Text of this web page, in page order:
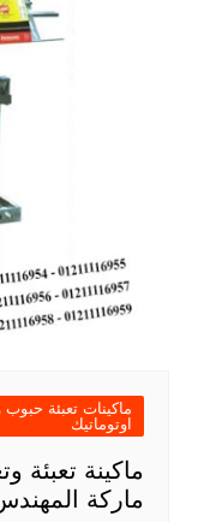
ماكينات تعبئة
اوتوماتيك
ماركة